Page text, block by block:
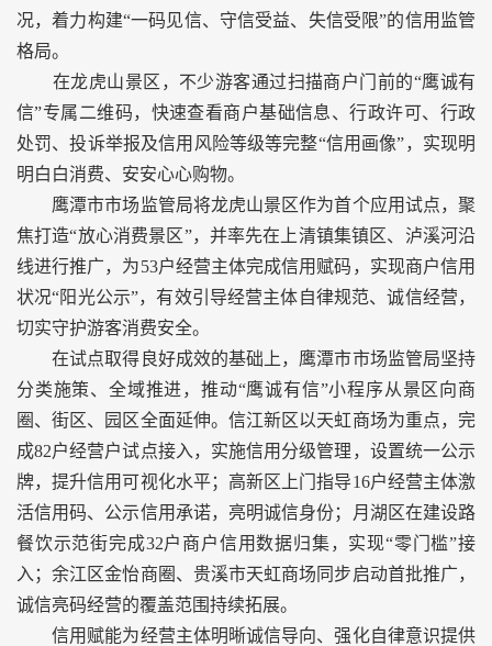
况，着力构建“一码见信、守信受益、失信受限”的信用监管
格局。
在龙虎山景区，不少游客通过扫描商户门前的“鹰诚有
信”专属二维码，快速查看商户基础信息、行政许可、行政
处罚、投诉举报及信用风险等级等完整“信用画像”，实现明
明白白消费、安安心心购物。
鹰潭市市场监管局将龙虎山景区作为首个应用试点，聚
焦打造“放心消费景区”，并率先在上清镇集镇区、泸溪河沿
线进行推广，为53户经营主体完成信用赋码，实现商户信用
状况“阳光公示”，有效引导经营主体自律规范、诚信经营，
切实守护游客消费安全。
在试点取得良好成效的基础上，鹰潭市市场监管局坚持
分类施策、全域推进，推动“鹰诚有信”小程序从景区向商
圈、街区、园区全面延伸。信江新区以天虹商场为重点，完
成82户经营户试点接入，实施信用分级管理，设置统一公示
牌，提升信用可视化水平；高新区上门指导16户经营主体激
活信用码、公示信用承诺，亮明诚信身份；月湖区在建设路
餐饮示范街完成32户商户信用数据归集，实现“零门槛”接
入；余江区金怡商圈、贵溪市天虹商场同步启动首批推广，
诚信亮码经营的覆盖范围持续拓展。
信用赋能为经营主体明晰诚信导向、强化自律意识提供